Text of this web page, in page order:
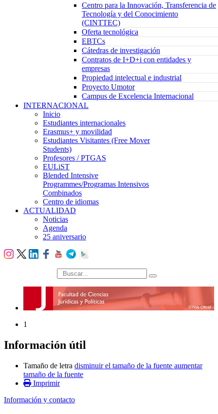
Centro para la Innovación, Transferencia de
Tecnología y del Conocimiento
(CINTTEC)
Oferta tecnológica
EBTCs
Cátedras de investigación
Contratos de I+D+i con entidades y
empresas
Propiedad intelectual e industrial
Proyecto Umotor
Campus de Excelencia Internacional
INTERNACIONAL
Inicio
Estudiantes internacionales
Erasmus+ y movilidad
Estudiantes Visitantes (Free Mover
Students)
Profesores / PTGAS
EULiST
Blended Intensive
Programmes/Programas Intensivos
Combinados
Centro de idiomas
ACTUALIDAD
Noticias
Agenda
25 aniversario
búsqueda
1
Información útil
Tamaño de letra disminuir el tamaño de la fuente aumentar
tamaño de la fuente
Imprimir
Información y contacto